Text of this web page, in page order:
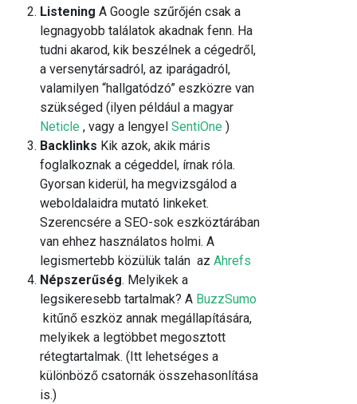
Listening A Google szűrőjén csak a
legnagyobb találatok akadnak fenn. Ha
tudni akarod, kik beszélnek a cégedről,
a versenytársadról, az iparágadról,
valamilyen “hallgatódzó” eszközre van
szükséged (ilyen például a magyar
Neticle , vagy a lengyel SentiOne )
Backlinks Kik azok, akik máris
foglalkoznak a cégeddel, írnak róla.
Gyorsan kiderül, ha megvizsgálod a
weboldalaidra mutató linkeket.
Szerencsére a SEO-sok eszköztárában
van ehhez használatos holmi. A
legismertebb közülük talán az Ahrefs
Népszerűség. Melyikek a
legsikeresebb tartalmak? A BuzzSumo
kitűnő eszköz annak megállapítására,
melyikek a legtöbbet megosztott
rétegtartalmak. (Itt lehetséges a
különböző csatornák összehasonlítása
is.)